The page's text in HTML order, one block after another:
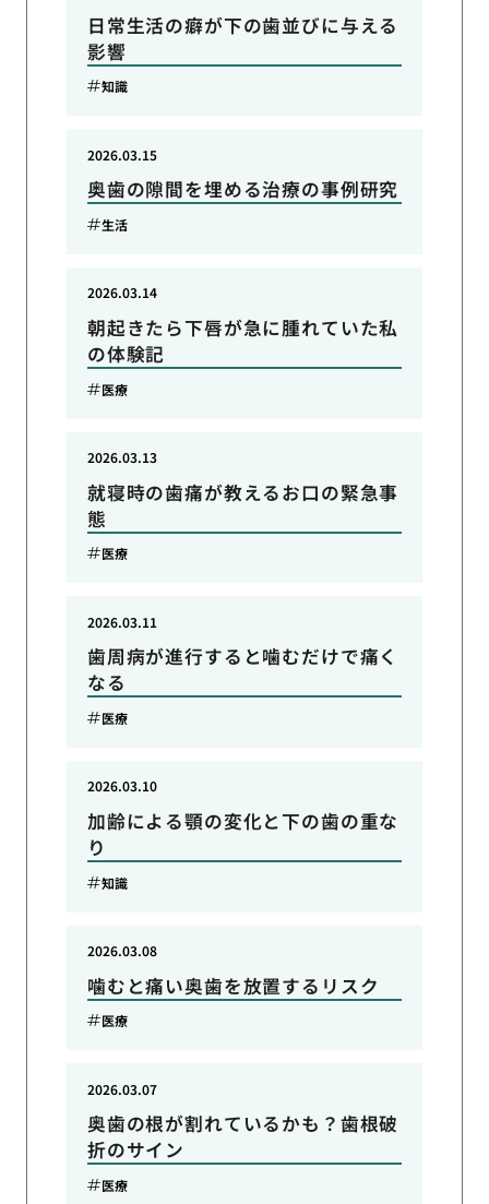
日常生活の癖が下の歯並びに与える
影響
知識
奥歯の隙間を埋める治療の事例研究
2026.03.15
生活
朝起きたら下唇が急に腫れていた私
の体験記
2026.03.14
医療
就寝時の歯痛が教えるお口の緊急事
態
2026.03.13
医療
歯周病が進行すると噛むだけで痛く
なる
2026.03.11
医療
加齢による顎の変化と下の歯の重な
り
2026.03.10
知識
噛むと痛い奥歯を放置するリスク
2026.03.08
医療
奥歯の根が割れているかも？歯根破
折のサイン
2026.03.07
医療